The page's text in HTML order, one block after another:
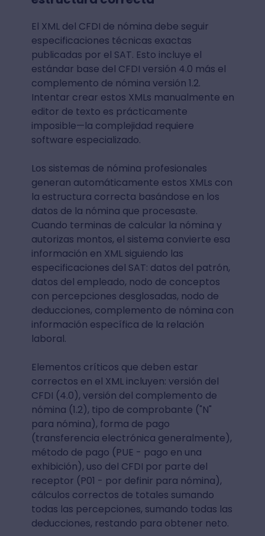
El XML del CFDI de nómina debe seguir
especificaciones técnicas exactas
publicadas por el SAT. Esto incluye el
estándar base del CFDI versión 4.0 más el
complemento de nómina versión 1.2.
Intentar crear estos XMLs manualmente en
editor de texto es prácticamente
imposible—la complejidad requiere
software especializado.
Los sistemas de nómina profesionales
generan automáticamente estos XMLs con
la estructura correcta basándose en los
datos de la nómina que procesaste.
Cuando terminas de calcular la nómina y
autorizas montos, el sistema convierte esa
información en XML siguiendo las
especificaciones del SAT: datos del patrón,
datos del empleado, nodo de conceptos
con percepciones desglosadas, nodo de
deducciones, complemento de nómina con
información específica de la relación
laboral.
Elementos críticos que deben estar
correctos en el XML incluyen: versión del
CFDI (4.0), versión del complemento de
nómina (1.2), tipo de comprobante ("N"
para nómina), forma de pago
(transferencia electrónica generalmente),
método de pago (PUE - pago en una
exhibición), uso del CFDI por parte del
receptor (P01 - por definir para nómina),
cálculos correctos de totales sumando
todas las percepciones, sumando todas las
deducciones, restando para obtener neto.